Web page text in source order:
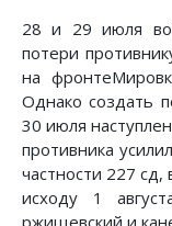
28 и 29 июля
потери
на
Однако создать
30 июля
противника
ча­стности 227
исхо­ду 1